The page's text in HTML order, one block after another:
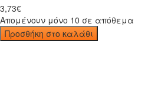
3,73€
Απομένουν μόνο 10 σε απόθεμα
Προσθήκη στο καλάθι